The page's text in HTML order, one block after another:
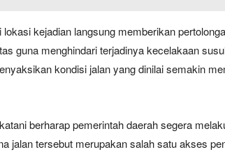
lokasi kejadian langsung memberikan
guna menghindari terjadinya kecelakaan
kondisi jalan yang dinilai semakin
berharap pemerintah daerah segera
jalan tersebut merupakan salah satu akses